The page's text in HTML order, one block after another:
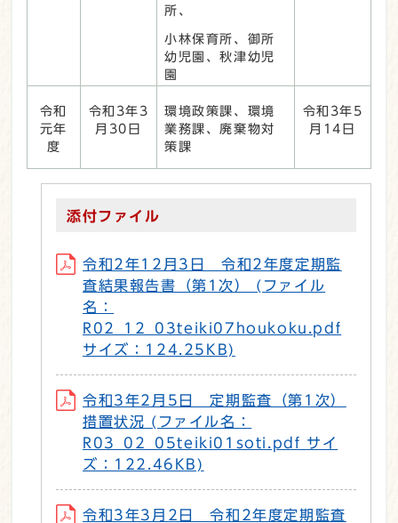
所、
小林保育所、御所
幼児園、秋津幼児
園
令和
元年
度
令和3年3
月30日
環境政策課、環境
業務課、廃棄物対
策課
令和3年5
月14日
添付ファイル
令和2年12月3日 令和2年度定期監
査結果報告書（第1次） (ファイル
名：
R02_12_03teiki07houkoku.pdf
サイズ：124.25KB)
令和3年2月5日 定期監査（第1次）
措置状況 (ファイル名：
R03_02_05teiki01soti.pdf サイ
ズ：122.46KB)
令和3年3月2日 令和2年度定期監査